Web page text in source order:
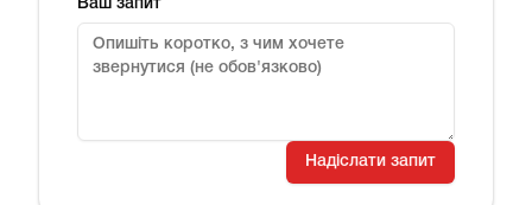
Ваш запит
Надіслати запит